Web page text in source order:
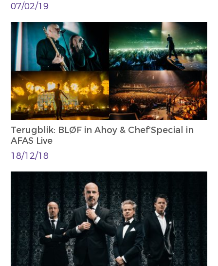
07/02/19
Terugblik: BLØF in Ahoy & Chef’Special in
AFAS Live
18/12/18